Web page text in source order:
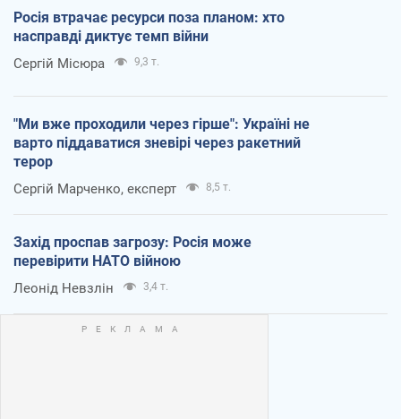
Росія втрачає ресурси поза планом: хто
насправді диктує темп війни
Сергій Місюра 9,3 т.
"Ми вже проходили через гірше": Україні не
варто піддаватися зневірі через ракетний
терор
Сергій Марченко, експерт 8,5 т.
Захід проспав загрозу: Росія може
перевірити НАТО війною
Леонід Невзлін 3,4 т.